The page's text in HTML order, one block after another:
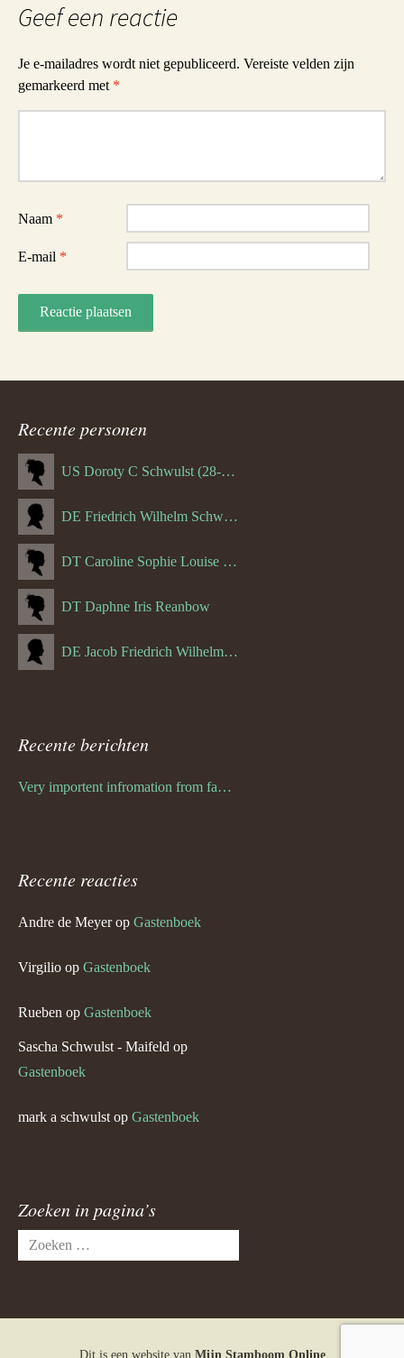
Geef een reactie
Je e-mailadres wordt niet gepubliceerd. Vereiste velden zijn
gemarkeerd met *
Naam *
E-mail *
Recente personen
US Doroty C Schwulst (28-12-1919)
DE Friedrich Wilhelm Schwulst
DT Caroline Sophie Louise Schreuder born Schwulst (13-05-1866)
DT Daphne Iris Reanbow
DE Jacob Friedrich Wilhelm Hurth
Recente berichten
Very importent infromation from family Schwulst
Recente reacties
Andre de Meyerop Gastenboek
Virgilio op Gastenboek
Rueben op Gastenboek
Sascha Schwulst - Maifeld op
Gastenboek
mark a schwulst op Gastenboek
Zoeken in pagina’s
Zoeken
naar:
Dit is een website van Mijn Stamboom Online